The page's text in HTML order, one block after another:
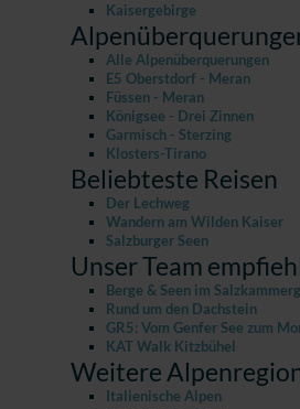
Kaisergebirge
Alle Alpenüberquerungen
E5 Oberstdorf - Meran
Füssen - Meran
Königsee - Drei Zinnen
Garmisch - Sterzing
Klosters-Tirano
Beliebteste Reisen
Der Lechweg
Wandern am Wilden Kaiser
Salzburger Seen
Unser Team
Berge & Seen im
Rund um den Dachstein
GR5: Vom Genfer See zum
KAT Walk Kitzbühel
Weitere
Italienische Alpen